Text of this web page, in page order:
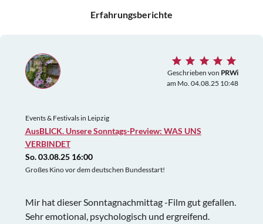
Erfahrungsberichte
Geschrieben von PRWi
am Mo. 04.08.25 10:48
Events & Festivals in Leipzig
AusBLICK. Unsere Sonntags-Preview: WAS UNS
VERBINDET
So. 03.08.25 16:00
Großes Kino vor dem deutschen Bundesstart!
Mir hat dieser Sonntagnachmittag -Film gut gefallen.
Sehr emotional, psychologisch und ergreifend.